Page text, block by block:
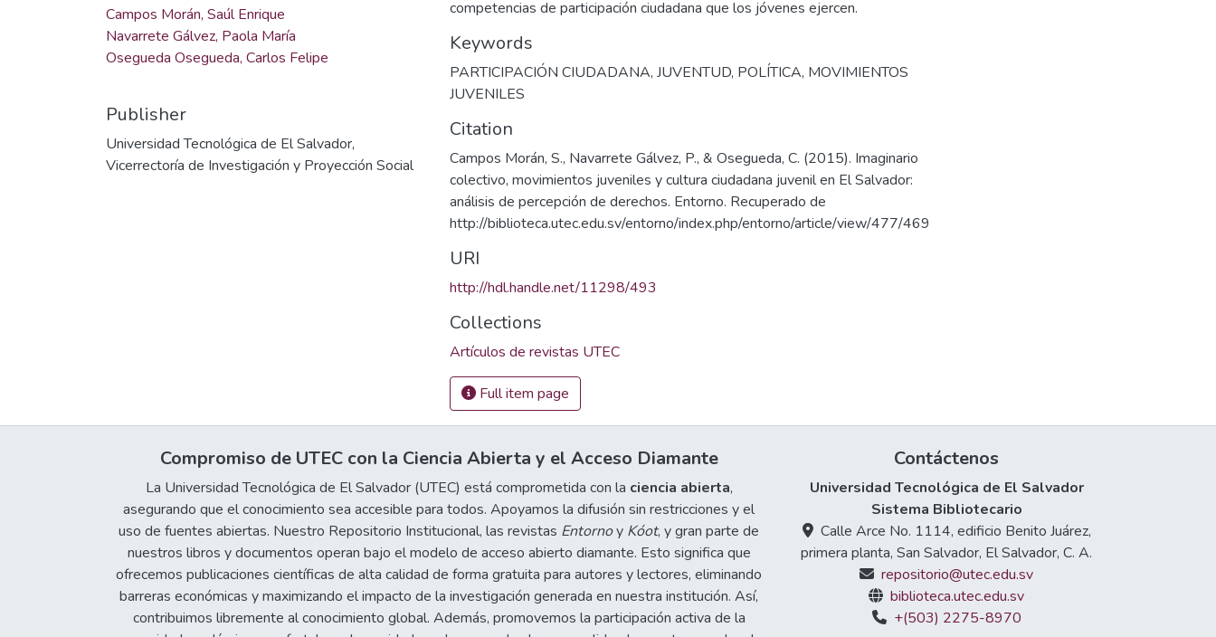
Campos Morán, Saúl Enrique
Navarrete Gálvez, Paola María
Osegueda Osegueda, Carlos Felipe
Publisher
Universidad Tecnológica de El Salvador,
Vicerrectoría de Investigación y Proyección Social
competencias de participación ciudadana que los jóvenes ejercen.
Keywords
PARTICIPACIÓN CIUDADANA, JUVENTUD, POLÍTICA, MOVIMIENTOS
JUVENILES
Citation
Campos Morán, S., Navarrete Gálvez, P., & Osegueda, C. (2015). Imaginario
colectivo, movimientos juveniles y cultura ciudadana juvenil en El Salvador:
análisis de percepción de derechos. Entorno. Recuperado de
http://biblioteca.utec.edu.sv/entorno/index.php/entorno/article/view/477/469
URI
http://hdl.handle.net/11298/493
Collections
Artículos de revistas UTEC
Full item page
Compromiso de UTEC con la Ciencia Abierta y el Acceso Diamante
La Universidad Tecnológica de El Salvador (UTEC) está comprometida con la ciencia abierta,
asegurando que el conocimiento sea accesible para todos. Apoyamos la difusión sin restricciones y el
uso de fuentes abiertas. Nuestro Repositorio Institucional, las revistas Entornoy Kóot, y gran parte de
nuestros libros y documentos operan bajo el modelo de acceso abierto diamante. Esto significa que
ofrecemos publicaciones científicas de alta calidad de forma gratuita para autores y lectores, eliminando
barreras económicas y maximizando el impacto de la investigación generada en nuestra institución. Así,
contribuimos libremente al conocimiento global. Además, promovemos la participación activa de la
Contáctenos
Universidad Tecnológica de El Salvador
Sistema Bibliotecario
Calle Arce No. 1114, edificio Benito Juárez,
primera planta, San Salvador, El Salvador, C. A.
repositorio@utec.edu.sv
biblioteca.utec.edu.sv
+(503) 2275-8970